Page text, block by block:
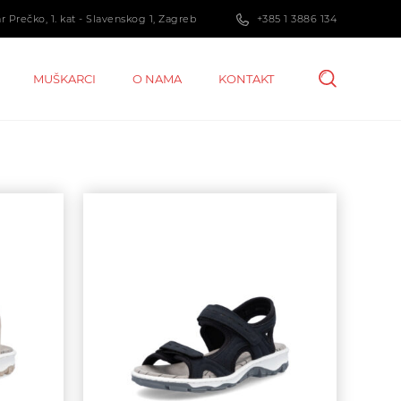
+385 1 3886 134
Prečko, 1. kat - Slavenskog 1, Zagreb
MUŠKARCI O NAMA KONTAKT